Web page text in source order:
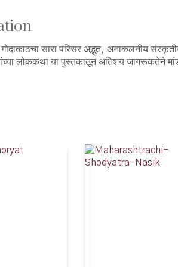
गोदाकाठचा सारा परिसर अद्भुत, अनाकलनीय
लोककथा या पुस्तकातून अतिशय जागरूकतेने